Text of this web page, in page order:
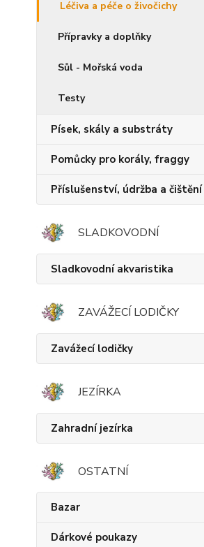
Léčiva a péče o živočichy
Přípravky a doplňky
Sůl - Mořská voda
Testy
Písek, skály a substráty
Pomůcky pro korály, fraggy
Příslušenství, údržba a čištění
SLADKOVODNÍ
Sladkovodní akvaristika
ZAVÁŽECÍ LODIČKY
Zavážecí lodičky
JEZÍRKA
Zahradní jezírka
OSTATNÍ
Bazar
Dárkové poukazy